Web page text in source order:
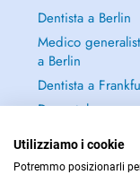
Dentista a Berlin
Medico
a Berlin
Dentista a
Dermatologo a
Continua a leggere
Utilizziamo i cookie
Potremmo posizionarli